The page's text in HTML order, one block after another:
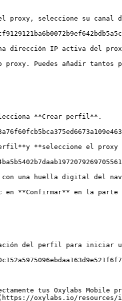
proxy, seleccione su canal
dirección IP activa del
proxy. Puedes añadir
**Crear perfil**.
**seleccione el proxy
una huella digital del
**Confirmar** en la
del perfil para iniciar
tus Oxylabs
oxylabs.io/